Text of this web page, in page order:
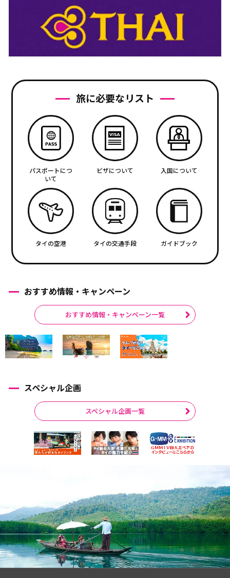
旅に必要なリスト
パスポートにつ
いて
ビザについて 入国について
タイの空港 タイの交通手段 ガイドブック
おすすめ情報・キャンペーン
おすすめ情報・キャンペーン一覧
スペシャル企画
スペシャル企画一覧